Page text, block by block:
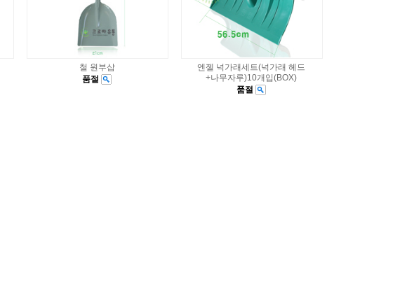
철 원부삽
품절
엔젤 넉가래세트(넉가래 헤드
+나무자루)10개입(BOX)
품절